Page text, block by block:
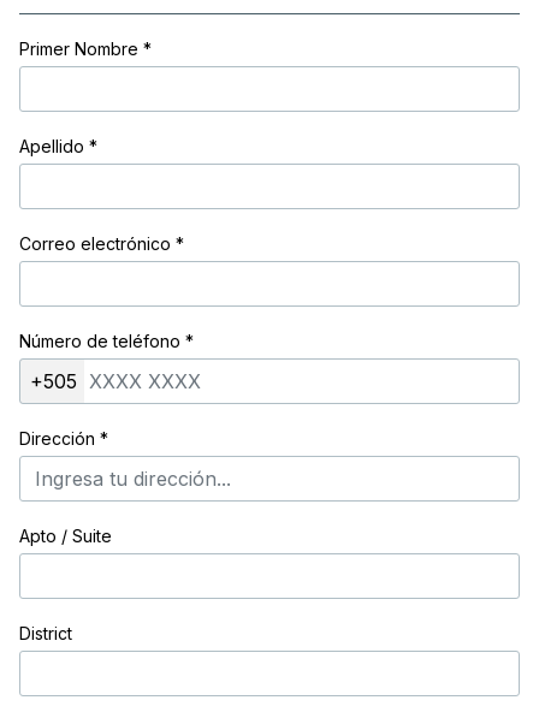
Primer Nombre *
Apellido *
Correo electrónico *
Número de teléfono *
+505
Dirección *
Apto / Suite
District